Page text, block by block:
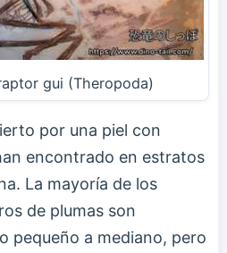
gui (Theropoda)
por una piel con
encontrado en estratos
La mayoría de los
de plumas son
pequeño a mediano, pero